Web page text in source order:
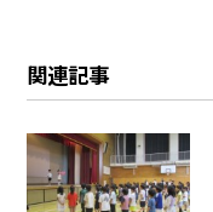
関連記事